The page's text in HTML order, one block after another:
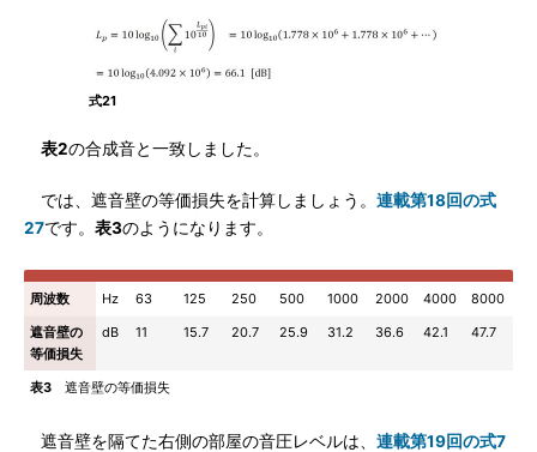
式21
表2の合成音と一致しました。
では、遮音壁の等価損失を計算しましょう。 連載第18回の式
27です。 表3のようになります。
周波数 Hz 63 125 250 500 1000 2000 4000
8000
遮音壁の
等価損失
dB 11 15.7 20.7 25.9 31.2 36.6 42.1 47.7
表3 遮音壁の等価損失
遮音壁を隔てた右側の部屋の音圧レベルは、 連載第19回の式7